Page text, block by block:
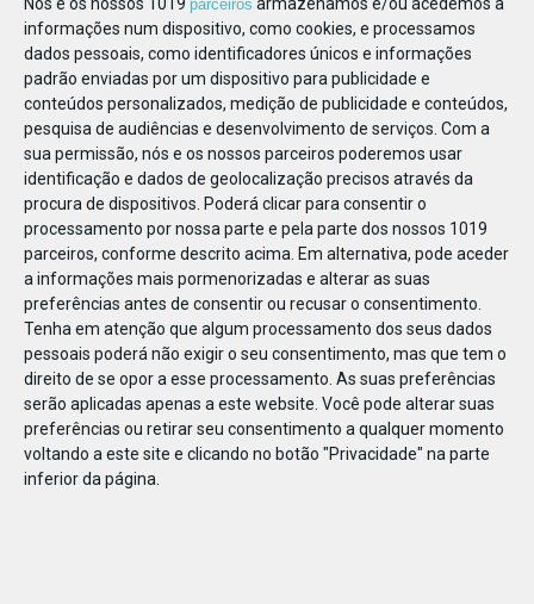
parceiros
informações num dispositivo, como cookies, e processamos
dados pessoais, como identificadores únicos e informações
padrão enviadas por um dispositivo para publicidade e
conteúdos personalizados, medição de publicidade e conteúdos,
pesquisa de audiências e desenvolvimento de serviços. Com a
sua permissão, nós e os nossos parceiros poderemos usar
identificação e dados de geolocalização precisos através da
procura de dispositivos. Poderá clicar para consentir o
processamento por nossa parte e pela parte dos nossos 1019
parceiros, conforme descrito acima. Em alternativa, pode aceder
a informações mais pormenorizadas e alterar as suas
preferências antes de consentir ou recusar o consentimento.
Tenha em atenção que algum processamento dos seus dados
pessoais poderá não exigir o seu consentimento, mas que tem o
direito de se opor a esse processamento. As suas preferências
serão aplicadas apenas a este website. Você pode alterar suas
preferências ou retirar seu consentimento a qualquer momento
voltando a este site e clicando no botão "Privacidade" na parte
inferior da página.
821921184259266